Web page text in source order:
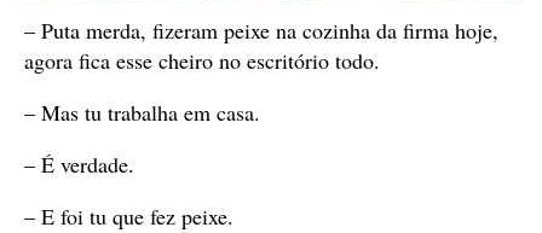
– Puta merda, fizeram peixe na cozinha da firma hoje,
agora fica esse cheiro no escritório todo.
– Mas tu trabalha em casa.
– É verdade.
– E foi tu que fez peixe.